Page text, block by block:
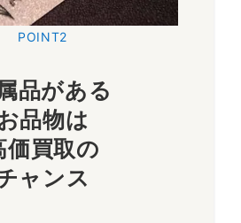
2スカル バングル
クレイジーピッグのアイコンとなっ
ベースにバングルに落とし込んだアイ
でバングルも人気となっております。
26,000円買取
POINT2
品がある
品物は
価買取の
ャンス